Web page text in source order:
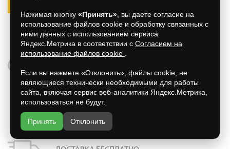
Товары1-60 из107
СЕРТИФИКАТЫ НА ТОВАР
Нажимая кнопку «Принять» , вы даете согласие на
использование файлов cookie и обработку связанных с
ними данных с использованием сервиса
Яндекс.Метрика в соответствии с Согласием на
использование файлов cookie
Если вы нажмете «Отклонить», файлы cookie, не
являющиеся технически необходимыми для работы
сайта, включая сервис веб-аналитики Яндекс.Метрика,
использоваться не будут.
Принять Отклонить